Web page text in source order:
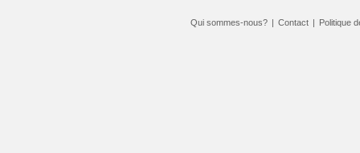
Qui sommes-nous? | Contact | Politique